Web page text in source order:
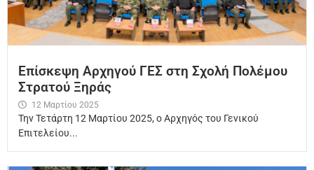
Επίσκεψη Αρχηγού ΓΕΣ στη Σχολή Πολέμου
Στρατού Ξηράς
12 Μαρτίου 2025
Την Τετάρτη 12 Μαρτίου 2025, ο Αρχηγός του Γενικού
Επιτελείου...